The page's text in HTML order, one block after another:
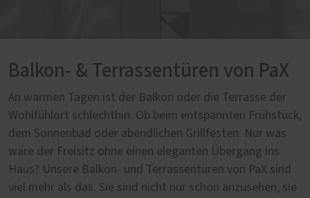
Balkon- & Terrassentüren von PaX
An warmen Tagen ist der Balkon oder die Terrasse der
Wohlfühlort schlechthin. Ob beim entspannten Frühstück,
dem Sonnenbad oder abendlichen Grillfesten. Nur was
wäre der Freisitz ohne einen eleganten Übergang ins
Haus? Unsere Balkon- und Terrassentüren von PaX sind
viel mehr als das. Sie sind nicht nur schön anzusehen, sie